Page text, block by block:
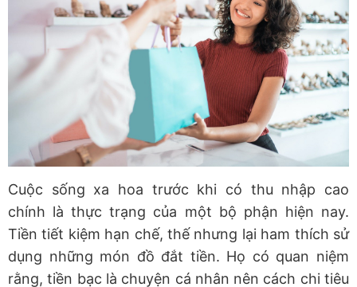
Cuộc sống xa hoa trước khi có thu nhập cao
chính là thực trạng của một bộ phận hiện nay.
Tiền tiết kiệm hạn chế, thế nhưng lại ham thích sử
dụng những món đồ đắt tiền. Họ có quan niệm
rằng, tiền bạc là chuyện cá nhân nên cách chi tiêu